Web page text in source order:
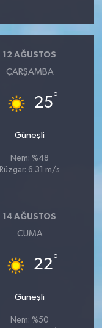
12 AĞUSTOS
ÇARŞAMBA
25°
Güneşli
Nem: %48
Rüzgar: 6.31 m/s
14 AĞUSTOS
CUMA
22°
Güneşli
Nem: %50